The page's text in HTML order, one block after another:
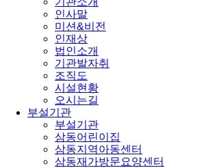
인사말
미션&비전
인재상
법인소개
기관발자취
조직도
시설현황
오시는길
부설기관
부설기관
삼동어린이집
삼동지역아동센터
삼동재가방문요양센터